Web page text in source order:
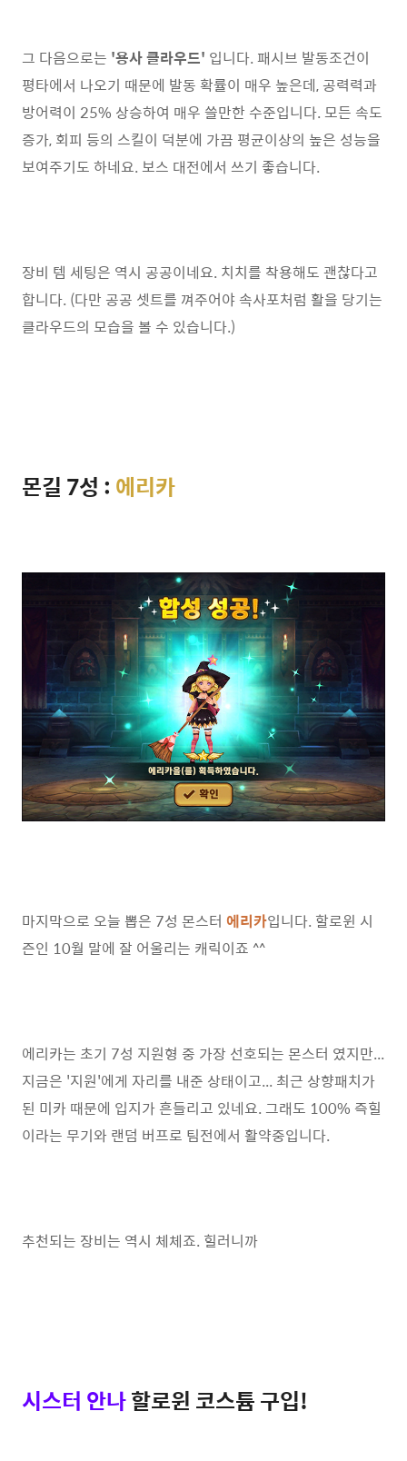
그 다음으로는 '용사 클라우드' 입니다. 패시브 발동조건이
평타에서 나오기 때문에 발동 확률이 매우 높은데, 공력력과
방어력이 25% 상승하여 매우 쓸만한 수준입니다. 모든 속도
증가, 회피 등의 스킬이 덕분에 가끔 평균이상의 높은 성능을
보여주기도 하네요. 보스 대전에서 쓰기 좋습니다.
장비 템 세팅은 역시 공공이네요. 치치를 착용해도 괜찮다고
합니다. (다만 공공 셋트를 껴주어야 속사포처럼 활을 당기는
클라우드의 모습을 볼 수 있습니다.)
몬길 7성 : 에리카
마지막으로 오늘 뽑은 7성 몬스터 에리카입니다. 할로윈 시
즌인 10월 말에 잘 어울리는 캐릭이죠 ^^
에리카는 초기 7성 지원형 중 가장 선호되는 몬스터 였지만...
지금은 '지원'에게 자리를 내준 상태이고... 최근 상향패치가
된 미카 때문에 입지가 흔들리고 있네요. 그래도 100% 즉힐
이라는 무기와 랜덤 버프로 팀전에서 활약중입니다.
추천되는 장비는 역시 체체죠. 힐러니까
시스터 안나할로윈 코스튬 구입!